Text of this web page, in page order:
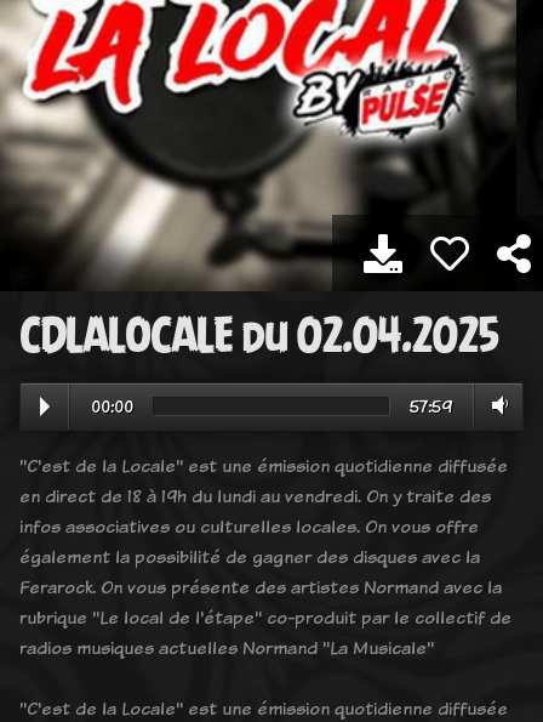
CDLALOCALE du 02.04.2025
00:00 57:59
"C'est de la Locale" est une émission quotidienne diffusée
en direct de 18 à 19h du lundi au vendredi. On y traite des
infos associatives ou culturelles locales. On vous offre
également la possibilité de gagner des disques avec la
Ferarock. On vous présente des artistes Normand avec la
rubrique "Le local de l'étape" co-produit par le collectif de
radios musiques actuelles Normand "La Musicale"
"C'est de la Locale" est une émission quotidienne diffusée